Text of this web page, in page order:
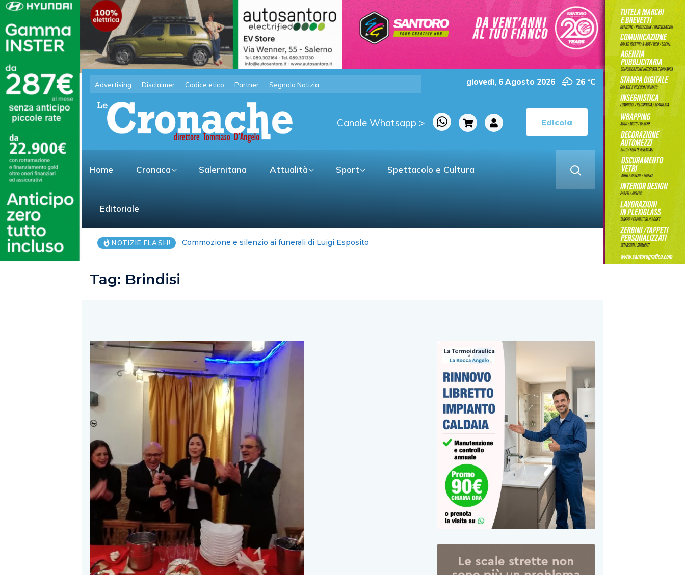
Advertising Disclaimer Codice etico Partner Segnala Notizia giovedì, 6 Agosto 2026 26 °C
Canale Whatsapp > Edicola
Home Cronaca Salernitana Attualità Sport Spettacolo e Cultura
Editoriale
NOTIZIE FLASH! 15 persone in una casa: blitz dei vigili nel centro storico
Tag: Brindisi